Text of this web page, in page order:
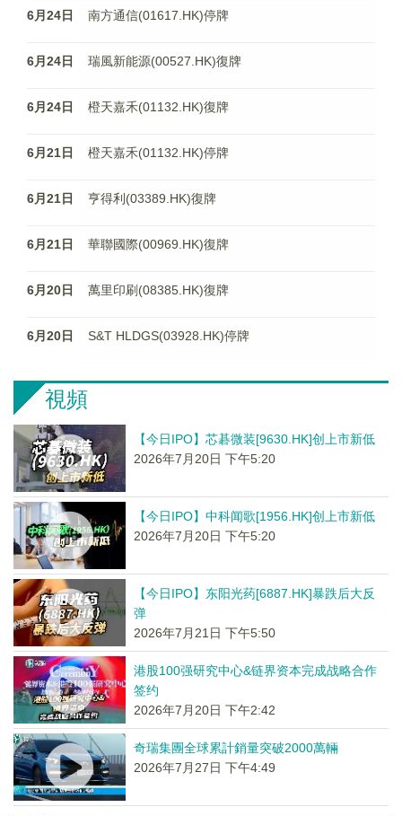
6月24日 南方通信(01617.HK)停牌
6月24日 瑞風新能源(00527.HK)復牌
6月24日 橙天嘉禾(01132.HK)復牌
6月21日 橙天嘉禾(01132.HK)停牌
6月21日 亨得利(03389.HK)復牌
6月21日 華聯國際(00969.HK)復牌
6月20日 萬里印刷(08385.HK)復牌
6月20日 S&T HLDGS(03928.HK)停牌
視頻
【今日IPO】芯碁微装[9630.HK]创上市新低
2026年7月20日 下午5:20
【今日IPO】中科闻歌[1956.HK]创上市新低
2026年7月20日 下午5:20
【今日IPO】东阳光药[6887.HK]暴跌后大反
弹
2026年7月21日 下午5:50
港股100强研究中心&链界资本完成战略合作
签约
2026年7月20日 下午2:42
奇瑞集團全球累計銷量突破2000萬輛
2026年7月27日 下午4:49